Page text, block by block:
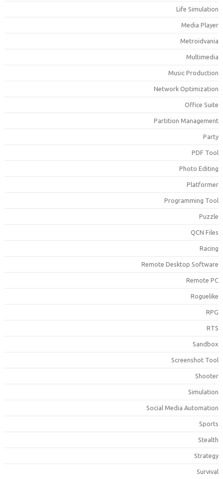
Life
Media
Music
Network
Office
Partition
PDF
Photo
Programming
QCN
Remote Desktop
Remote
Screenshot
Social Media